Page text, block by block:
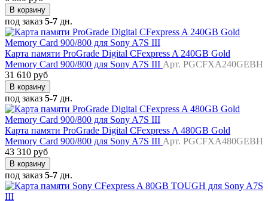
В корзину
под заказ 5-7 дн.
Карта памяти ProGrade Digital CFexpress A 240GB Gold
Memory Card 900/800 для Sony A7S III Арт. PGCFXA240GEBH
31 610 руб
В корзину
под заказ 5-7 дн.
Карта памяти ProGrade Digital CFexpress A 480GB Gold
Memory Card 900/800 для Sony A7S III Арт. PGCFXA480GEBH
43 310 руб
В корзину
под заказ 5-7 дн.